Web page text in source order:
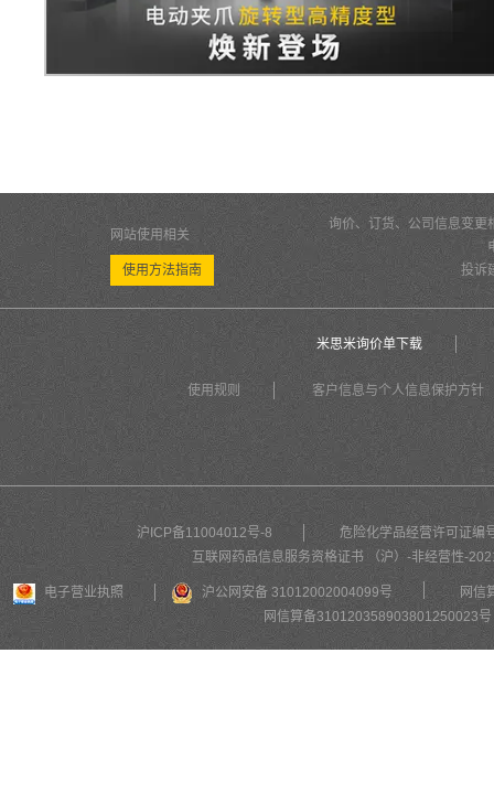
网站使用相关
使用方法指南
询价、订货、公司信息变更
投诉
米思米询价单下载
使用规则 客户信息与个人信息保护方针
沪ICP备11004012号-8
危险化学品经营许可证编
互联网药品信息服务资格证书 （沪）-非经营性-
电子营业执照 沪公网安备 31012002004099号
网信
网信算备310120358903801250023号